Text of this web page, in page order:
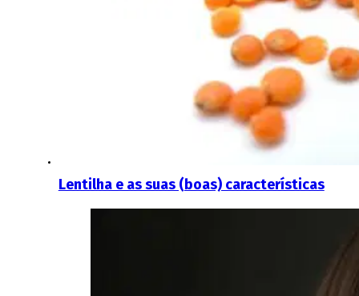
Lentilha e as suas (boas) características